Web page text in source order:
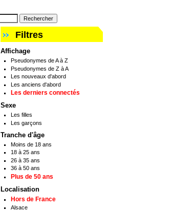
Filtres
Affichage
Pseudonymes de A à Z
Pseudonymes de Z à A
Les nouveaux d'abord
Les anciens d'abord
Les derniers connectés
Sexe
Les filles
Les garçons
Tranche d'âge
Moins de 18 ans
18 à 25 ans
26 à 35 ans
36 à 50 ans
Plus de 50 ans
Localisation
Hors de France
Alsace